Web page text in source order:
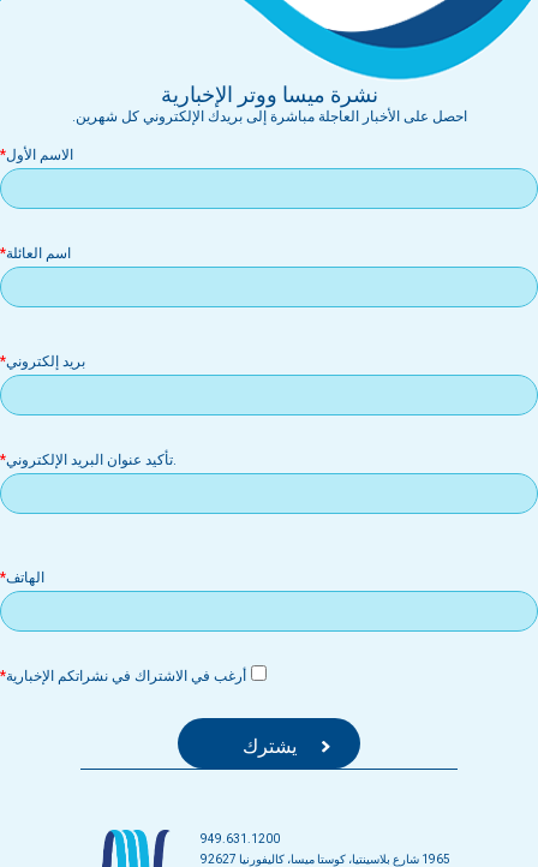
نشرة ميسا ووتر الإخبارية
احصل على الأخبار العاجلة مباشرة إلى بريدك الإلكتروني كل شهرين.
الاسم الأول
اسم العائلة
بريد إلكتروني
.تأكيد عنوان البريد الإلكتروني
الهاتف
أرغب في الاشتراك في نشراتكم الإخبارية
949.631.1200
1965 شارع بلاسينتيا، كوستا ميسا، كاليفورنيا 92627